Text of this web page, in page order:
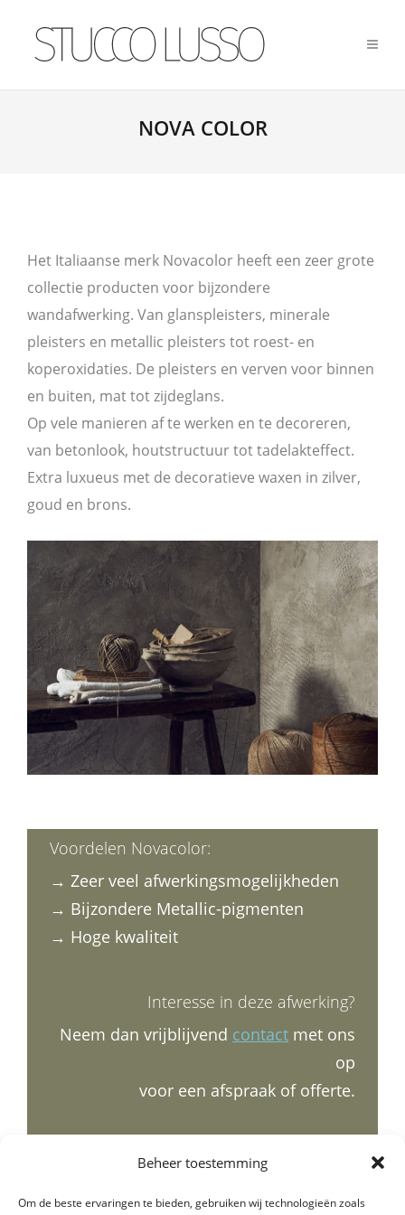
Beheer toestemming
Om de beste ervaringen te bieden, gebruiken wij technologieën zoals
NOVA COLOR
Het Italiaanse merk Novacolor heeft een zeer grote
collectie producten voor bijzondere
wandafwerking. Van glanspleisters, minerale
pleisters en metallic pleisters tot roest- en
koperoxidaties. De pleisters en verven voor binnen
en buiten, mat tot zijdeglans.
Op vele manieren af te werken en te decoreren,
van betonlook, houtstructuur tot tadelakteffect.
Extra luxueus met de decoratieve waxen in zilver,
goud en brons.
Voordelen Novacolor:
→ Zeer veel afwerkingsmogelijkheden
→ Bijzondere Metallic-pigmenten
→ Hoge kwaliteit
Interesse in deze afwerking?
Neem dan vrijblijvend contact met ons
op
voor een afspraak of offerte.